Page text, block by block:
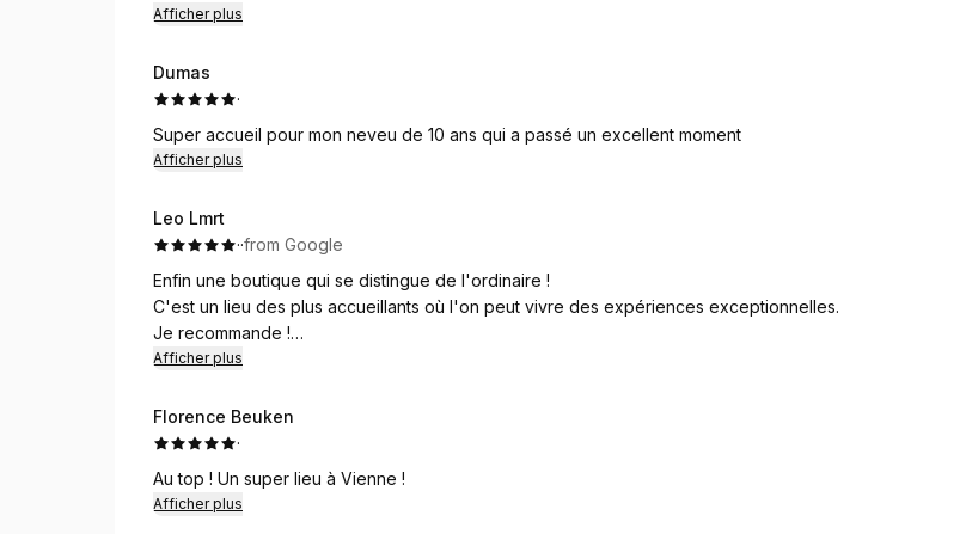
Merci à Nathan pour son accueil et patience pour notre groupe de quinquagénaire
Afficher plus
Dumas
·
Super accueil pour mon neveu de 10 ans qui a passé un excellent moment
Afficher plus
Leo Lmrt
··from Google
Enfin une boutique qui se distingue de l'ordinaire !
C'est un lieu des plus accueillants où l'on peut vivre des expériences exceptionnelles.
Je recommande !
⭐️⭐️⭐️⭐️⭐️
Afficher plus
Florence Beuken
·
Au top ! Un super lieu à Vienne !
Afficher plus